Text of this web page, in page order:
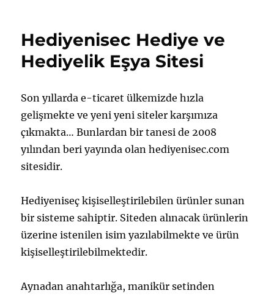
Hediyenisec Hediye ve
Hediyelik Eşya Sitesi
Son yıllarda e-ticaret ülkemizde hızla
gelişmekte ve yeni yeni siteler karşımıza
çıkmakta… Bunlardan bir tanesi de 2008
yılından beri yayında olan hediyenisec.com
sitesidir.
Hediyeniseç kişiselleştirilebilen ürünler sunan
bir sisteme sahiptir. Siteden alınacak ürünlerin
üzerine istenilen isim yazılabilmekte ve ürün
kişiselleştirilebilmektedir.
Aynadan anahtarlığa, manikür setinden